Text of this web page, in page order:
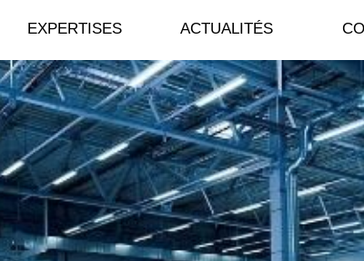
EXPERTISES ACTUALITÉS